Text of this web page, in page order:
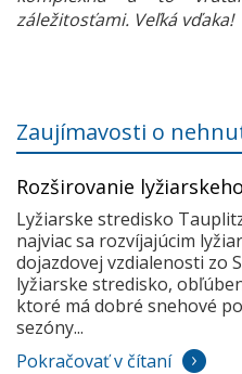
záležitosťami. Veľká vďaka!
Zaujímavosti o
Rozširovanie
Lyžiarske stredisko
najviac sa rozvíjajúcim
dojazdovej vzdialenosti zo
lyžiarske stredisko,
ktoré má dobré snehové
sezóny...
Pokračovať v čítaní